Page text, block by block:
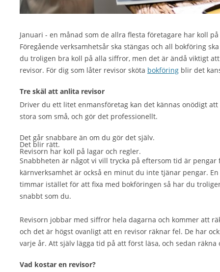
Januari - en månad som de allra flesta företagare har koll
Föregående verksamhetsår ska stängas och all bokföring
du troligen bra koll på alla siffror, men det är ändå viktigt
revisor. För dig som låter revisor sköta bokföring blir det
Tre skäl att anlita revisor
Driver du ett litet enmansföretag kan det kännas onödigt
stora som små, och gör det professionellt.
Det går snabbare än om du gör det själv.
Det blir rätt.
Revisorn har koll på lagar och regler.
Snabbheten är något vi vill trycka på eftersom tid är
kärnverksamhet är också en minut du inte tjänar pengar.
timmar istället för att fixa med bokföringen så har du
snabbt som du.
Revisorn jobbar med siffror hela dagarna och kommer att
och det är högst ovanligt att en revisor räknar fel. De har
varje år. Att själv lägga tid på att först läsa, och sedan
Vad kostar en revisor?